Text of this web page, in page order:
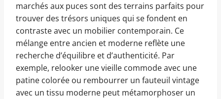
marchés aux puces sont des terrains parfaits pour
trouver des trésors uniques qui se fondent en
contraste avec un mobilier contemporain. Ce
mélange entre ancien et moderne reflète une
recherche d’équilibre et d’authenticité. Par
exemple, relooker une vieille commode avec une
patine colorée ou rembourrer un fauteuil vintage
avec un tissu moderne peut métamorphoser un